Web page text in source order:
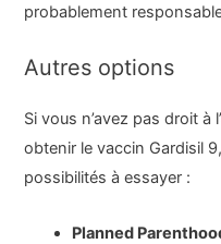
probablement
Autres options
Si vous n’avez pas droit à
obtenir le vaccin Gardisil
possibilités à essayer :
Planned